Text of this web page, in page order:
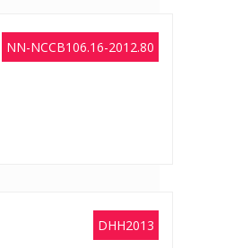
NN-NCCB106.16-2012.80
DHH2013